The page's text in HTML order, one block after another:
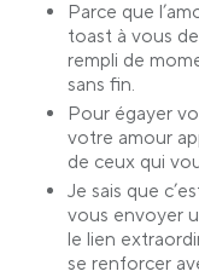
Parce que
toast à vous
rempli de
sans fin.
Pour égayer
votre amour
de ceux qui
Je sais que
vous envoyer
le lien
se renforcer